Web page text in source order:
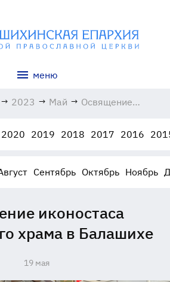
меню
→ 2023 → Май → Освящение
храма в
2020 2019 2018 2017 2016
Сентябрь Октябрь Ноябрь
иконостаса
храма в Балашихе
19 мая